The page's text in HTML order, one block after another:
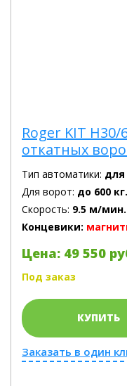
Roger KIT
откатных
Тип автоматики: для
Для ворот: до 600 кг.
Скорость: 9.5 м/мин.
Концевики:
Цена: 49 550
Под заказ
КУПИТЬ
Заказать в один